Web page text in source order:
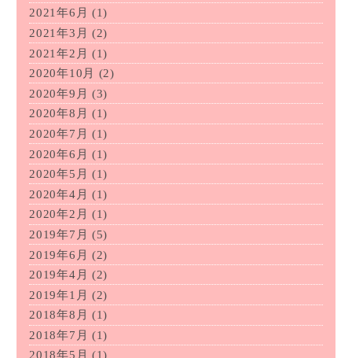
2021年6月 (1)
2021年3月 (2)
2021年2月 (1)
2020年10月
(2)
2020年9月 (3)
2020年8月 (1)
2020年7月 (1)
2020年6月 (1)
2020年5月 (1)
2020年4月 (1)
2020年2月 (1)
2019年7月 (5)
2019年6月 (2)
2019年4月 (2)
2019年1月 (2)
2018年8月 (1)
2018年7月 (1)
2018年5月 (1)